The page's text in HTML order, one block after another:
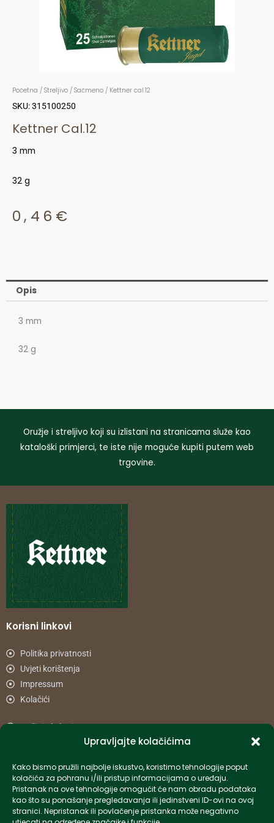
Upravljajte kolačićima
Kako bismo pružili najbolje iskustvo, koristimo tehnologije poput
kolačića za pohranu i/ili pristup informacijama o uređaju.
Pristanak na ove tehnologije omogućit će nam obradu podataka
kao što su ponašanje pregledavanja ili jedinstveni ID-ovi na ovoj
stranici. Nepristanak ili povlačenje pristanka može negativno
Početna / Streljivo / Sačmeno / Kettner cal.12
SKU: 315100250
Kettner Cal.12
3 mm
32 g
0,46 €
Opis
3 mm
32 g
Oružje i streljivo koji su izlistani na stranicama služe kao
kataloški primjerci, te iste nije moguće kupiti putem web
trgovine.
Korisni linkovi
Politika privatnosti
Uvjeti korištenja
Impressum
Kolačići
Načini plaćanja
Informacije
info-hr@kettner.com